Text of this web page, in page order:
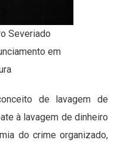
Severiado
em
de lavagem de
à lavagem de dinheiro
do crime organizado,